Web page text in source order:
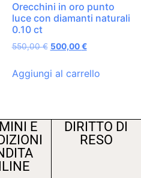
Orecchini in oro punto
luce con diamanti naturali
0.10 ct
550,00€ 500,00€
Aggiungi al carrello
E
DIRITTO DI
RESO